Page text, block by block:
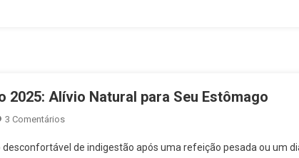
Naturalmente
2025: Alívio Natural para Seu Estômago
3 ComentáriosEm
Quede indigestão após uma refeição pesada ou um